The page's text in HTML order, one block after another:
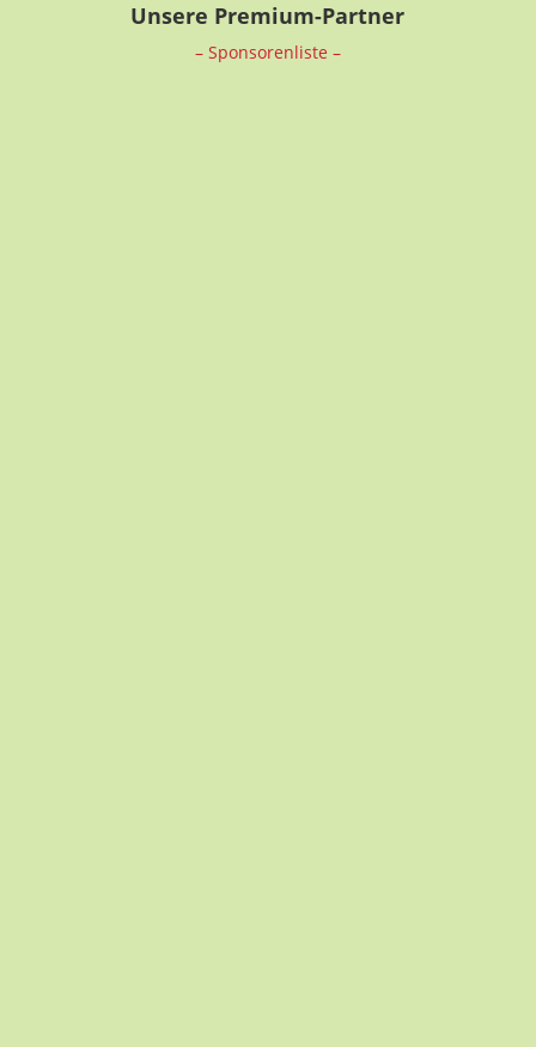
Unsere Premium-Partner
– Sponsorenliste –